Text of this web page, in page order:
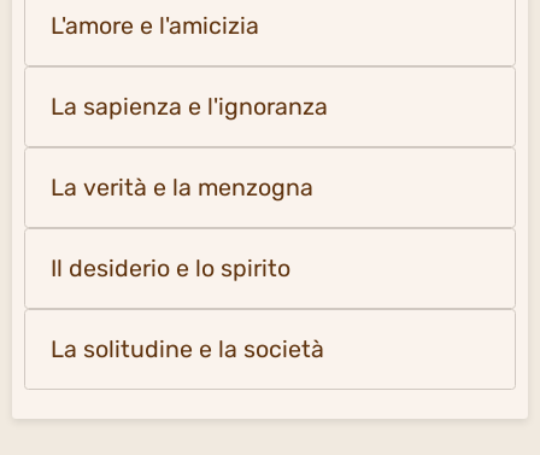
L'amore e l'amicizia
La sapienza e l'ignoranza
La verità e la menzogna
Il desiderio e lo spirito
La solitudine e la società